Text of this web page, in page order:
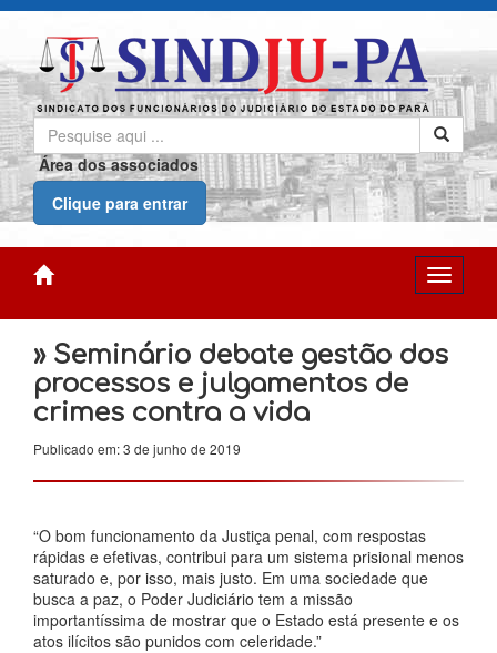
Área dos associados
Clique para entrar
» Seminário debate gestão dos
processos e julgamentos de
crimes contra a vida
Publicado em: 3 de junho de 2019
“O bom funcionamento da Justiça penal, com respostas
rápidas e efetivas, contribui para um sistema prisional menos
saturado e, por isso, mais justo. Em uma sociedade que
busca a paz, o Poder Judiciário tem a missão
importantíssima de mostrar que o Estado está presente e os
atos ilícitos são punidos com celeridade.”